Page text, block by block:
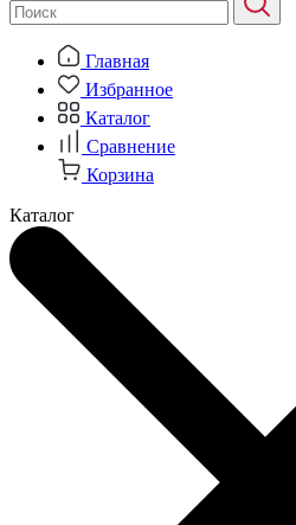
Главная
Избранное
Каталог
Сравнение
Корзина
Каталог